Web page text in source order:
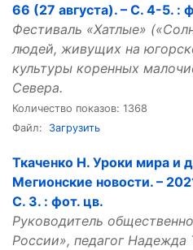
66 (27 августа). – С. 4-5. :
Фестиваль «Хатлые»
людей, живущих на
культуры коренных
Севера.
Количество показов: 1368
Файл: Загрузить
Ткаченко Н. Уроки мира и
Мегионские новости. –
С. 3. : фот. цв.
Руководитель
России», педагог Надежда